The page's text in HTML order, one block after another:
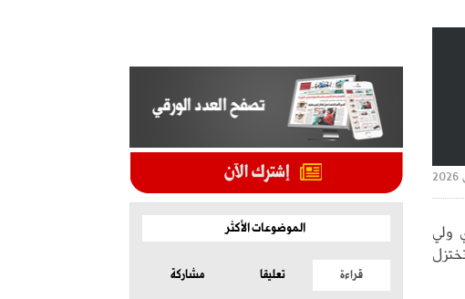
سيدي ولي
الموضوعات الأكثر
قراءة تعليقا مشاركة